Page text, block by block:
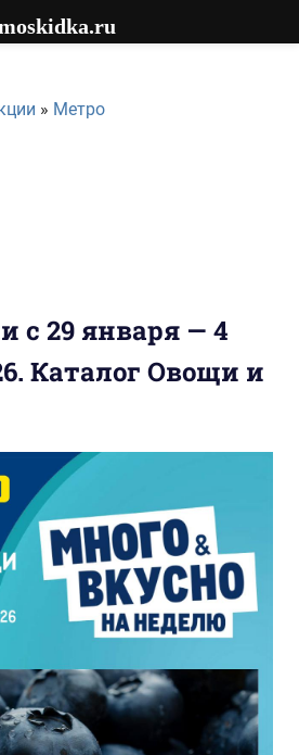
» Метро
с 29 января — 4
Каталог Овощи и